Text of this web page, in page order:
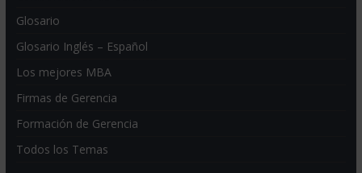
Glosario
Glosario Inglés – Español
Los mejores MBA
Firmas de Gerencia
Formación de Gerencia
Todos los Temas